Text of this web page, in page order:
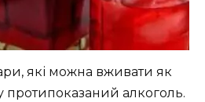
які можна вживати як
протипоказаний алкоголь.